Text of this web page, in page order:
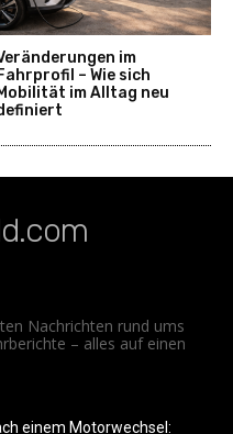
im
– Wie sich
im Alltag neu
Nachrichten rund ums
– alles auf einen
einem Motorwechsel: